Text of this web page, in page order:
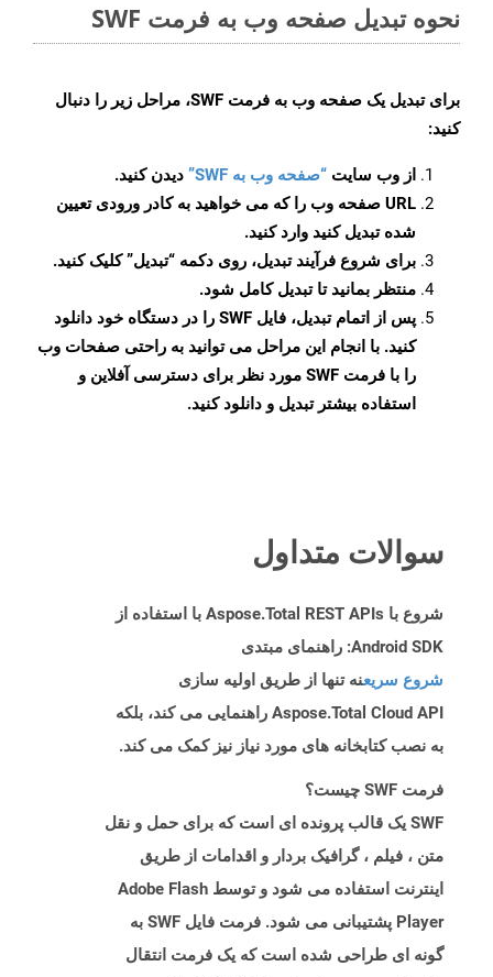
نحوه تبدیل صفحه وب به فرمت SWF
برای تبدیل یک صفحه وب به فرمت SWF، مراحل زیر را دنبال
کنید:
از وب سایت “صفحه وب به SWF”
دیدن کنید.
URL صفحه وب را که می خواهید به کادر ورودی تعیین
شده تبدیل کنید وارد کنید.
برای شروع فرآیند تبدیل، روی دکمه “تبدیل” کلیک کنید.
منتظر بمانید تا تبدیل کامل شود.
پس از اتمام تبدیل، فایل SWF را در دستگاه خود دانلود
کنید. با انجام این مراحل می توانید به راحتی صفحات وب
را با فرمت SWF مورد نظر برای دسترسی آفلاین و
استفاده بیشتر تبدیل و دانلود کنید.
سوالات متداول
شروع با Aspose.Total REST APIs با استفاده از
Android SDK: راهنمای مبتدی
شروع سریعنه تنها از طریق اولیه سازی
Aspose.Total Cloud API راهنمایی می کند، بلکه
به نصب کتابخانه های مورد نیاز نیز کمک می کند.
فرمت SWF چیست؟
SWF یک قالب پرونده ای است که برای حمل و نقل
متن ، فیلم ، گرافیک بردار و اقدامات از طریق
اینترنت استفاده می شود و توسط Adobe Flash
Player پشتیبانی می شود. فرمت فایل SWF به
گونه ای طراحی شده است که یک فرمت انتقال